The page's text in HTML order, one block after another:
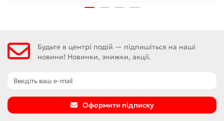
Будьте в центрі подій — підпишіться на наші
новини! Новинки, знижки, акції.
Оформити підписку